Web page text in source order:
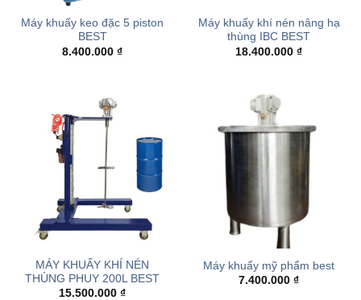
Máy khuấy keo đặc 5 piston
BEST
8.400.000 ₫
Máy khuấy khí nén nâng hạ
thùng IBC BEST
18.400.000 ₫
MÁY KHUẤY KHÍ NÉN
THÙNG PHUY 200L BEST
15.500.000 ₫
Máy khuấy mỹ phẩm best
7.400.000 ₫